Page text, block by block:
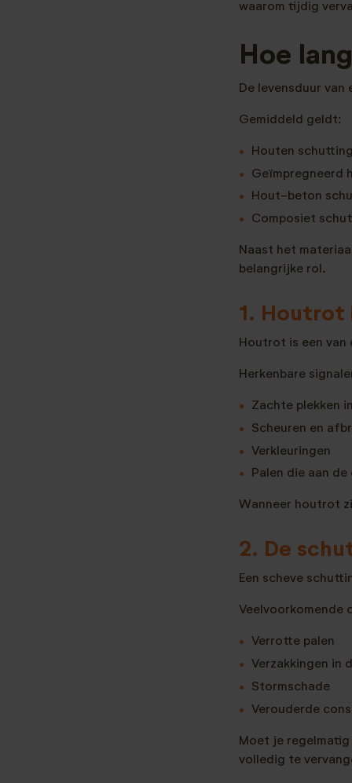
waarom tijdig
Hoe
De levensduur
Gemiddeld geldt:
Houten
Geïmpregneerd
Hout-beton
Composiet
Naast het
belangrijke rol.
1. Houtrot
Houtrot is een van
Herkenbare
Zachte plekken
Scheuren en
Verkleuringen
Palen die aan
Wanneer houtrot
2. De
Een scheve
Veelvoorkomende
Verrotte palen
Verzakkingen in
Stormschade
Verouderde
Moet je
volledig te